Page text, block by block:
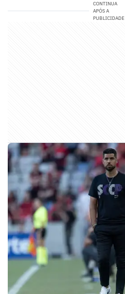
CONTINUA
APÓS A
PUBLICIDADE